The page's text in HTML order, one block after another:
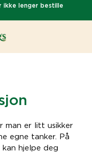
lenger bestille
man er litt usikker
egne tanker. På
hjelpe deg